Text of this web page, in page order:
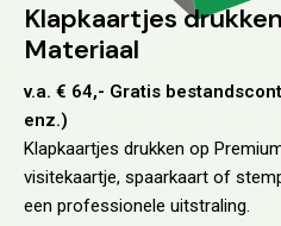
Klapkaartjes
Materiaal
v.a. € 64,- Gratis
enz.)
Klapkaartjes drukken op
visitekaartje, spaarkaart of
een professionele uitstraling.